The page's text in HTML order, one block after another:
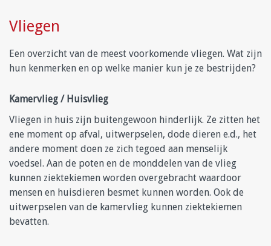
Vliegen
Een overzicht van de meest voorkomende vliegen. Wat zijn
hun kenmerken en op welke manier kun je ze bestrijden?
Kamervlieg / Huisvlieg
Vliegen in huis zijn buitengewoon hinderlijk. Ze zitten het
ene moment op afval, uitwerpselen, dode dieren e.d., het
andere moment doen ze zich tegoed aan menselijk
voedsel. Aan de poten en de monddelen van de vlieg
kunnen ziektekiemen worden overgebracht waardoor
mensen en huisdieren besmet kunnen worden. Ook de
uitwerpselen van de kamervlieg kunnen ziektekiemen
bevatten.